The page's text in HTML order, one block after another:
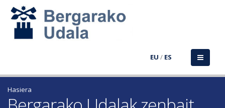
EU / ES
Hasiera